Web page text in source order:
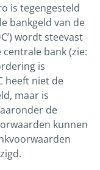
is tegengesteld
bankgeld van de
wordt steevast
bank (zie:
is
heeft niet de
maar is
de
kunnen